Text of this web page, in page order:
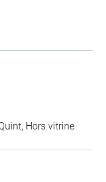
Hors vitrine